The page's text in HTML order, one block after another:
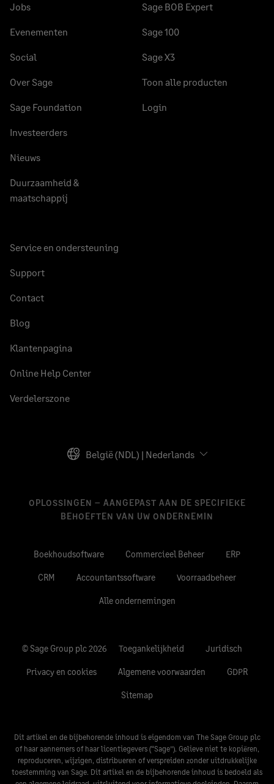
Jobs
Evenementen
Social
Over Sage
Sage Foundation
Investeerders
Nieuws
Duurzaamheid &
maatschappij
Sage BOB Expert
Sage 100
Sage X3
Toon alle producten
Login
Service en ondersteuning
Support
Contact
Blog
Klantenpagina
Online Help Center
Verdelerszone
België (NDL) | Nederlands
OPLOSSINGEN – AANGEPAST AAN DE SPECIFIEKE
BEHOEFTEN VAN UW ONDERNEMIN
Boekhoudsoftware Commercieel Beheer ERP
CRM Accountantssoftware Voorraadbeheer
Alle ondernemingen
© Sage Group plc 2026 Toegankelijkheid Juridisch
Privacy en cookies Algemene voorwaarden GDPR
Sitemap
Dit artikel en de bijbehorende inhoud is eigendom van The Sage Group plc
of haar aannemers of haar licentiegevers (“Sage”). Gelieve niet te kopiëren,
reproduceren, wijzigen, distribueren of verspreiden zonder uitdrukkelijke
toestemming van Sage. Dit artikel en de bijbehorende inhoud is bedoeld als